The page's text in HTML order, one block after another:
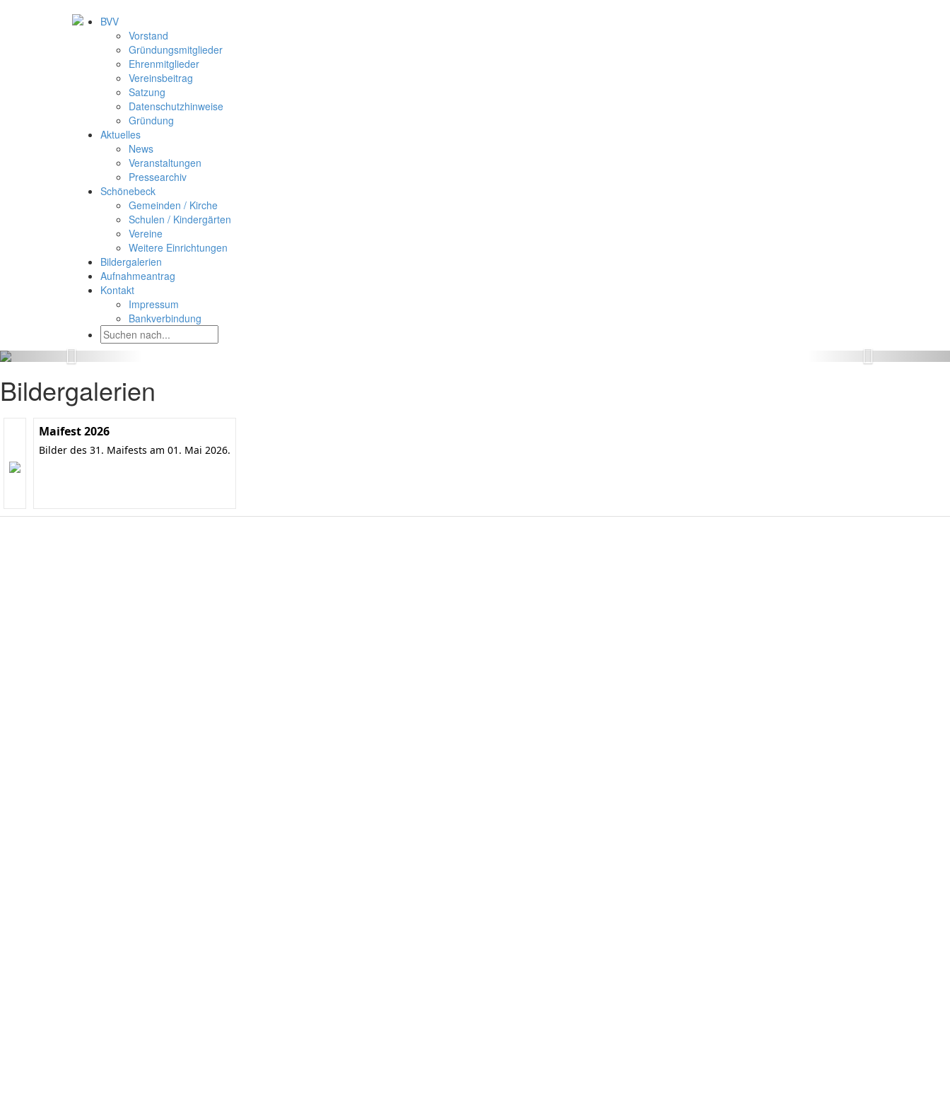
BVV
Vorstand
Gründungsmitglieder
Ehrenmitglieder
Vereinsbeitrag
Satzung
Datenschutzhinweise
Gründung
Aktuelles
News
Veranstaltungen
Pressearchiv
Schönebeck
Gemeinden / Kirche
Schulen / Kindergärten
Vereine
Weitere Einrichtungen
Bildergalerien
Aufnahmeantrag
Kontakt
Impressum
Bankverbindung
Bildergalerien
Maifest 2026
Bilder des 31. Maifests am 01. Mai 2026.